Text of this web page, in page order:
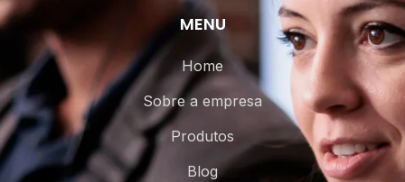
MENU
Home
Sobre a empresa
Produtos
Blog